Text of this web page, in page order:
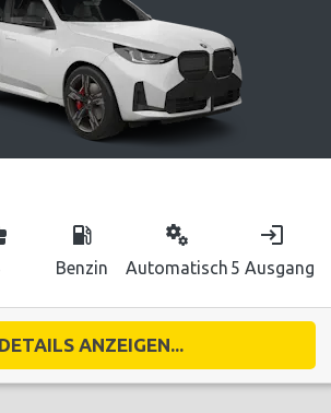
local_gas_station
Benzin
miscellaneous_services
Automatisch
login
5 Ausgang
DETAILS ANZEIGEN...